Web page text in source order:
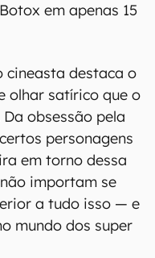
em apenas 15
cineasta destaca o
olhar satírico que o
obsessão pela
personagens
em torno dessa
importam se
a tudo isso — e
mundo dos super